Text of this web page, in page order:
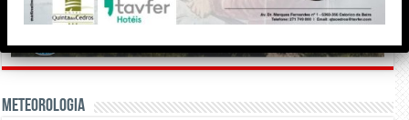
Meteorologia